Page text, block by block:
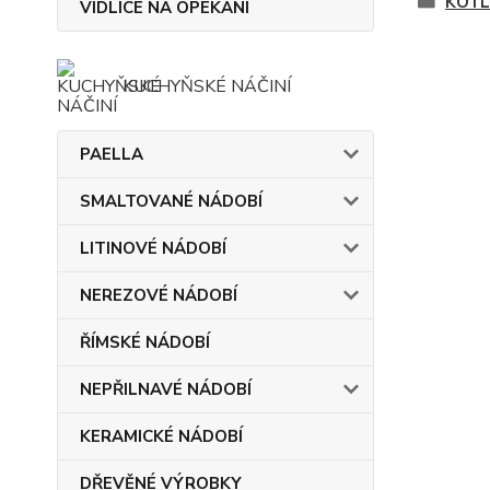
VIDLICE NA OPÉKÁNÍ
KUCHYŇSKÉ NÁČINÍ
PAELLA
SMALTOVANÉ NÁDOBÍ
LITINOVÉ NÁDOBÍ
NEREZOVÉ NÁDOBÍ
ŘÍMSKÉ NÁDOBÍ
NEPŘILNAVÉ NÁDOBÍ
KERAMICKÉ NÁDOBÍ
DŘEVĚNÉ VÝROBKY